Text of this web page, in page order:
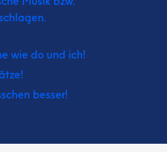
wie do und ich!
besser!